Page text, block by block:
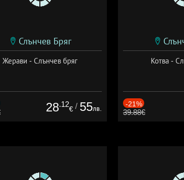
Слънчев Бряг
Жерави - Слънчев бряг
28.12
€ / 55лв.
Котва -
-21%
39.88€